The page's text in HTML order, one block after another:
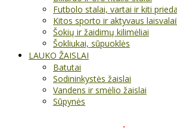
Futbolo stalai, vartai ir kiti
Kitos sporto ir aktyvaus
Šokių ir žaidimų kilimėliai
Šokliukai, sūpuoklės
LAUKO ŽAISLAI
Batutai
Sodininkystės žaislai
Vandens ir smėlio žaislai
Sūpynės